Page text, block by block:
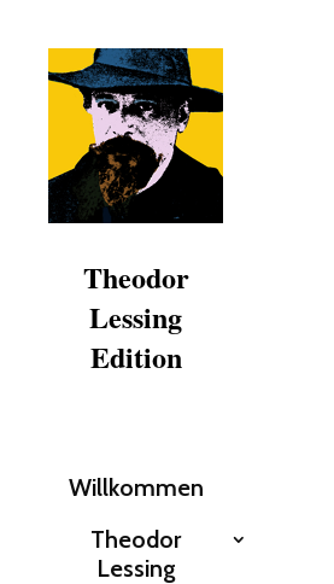
Theodor
Lessing
Edition
Willkommen
Theodor
Lessing